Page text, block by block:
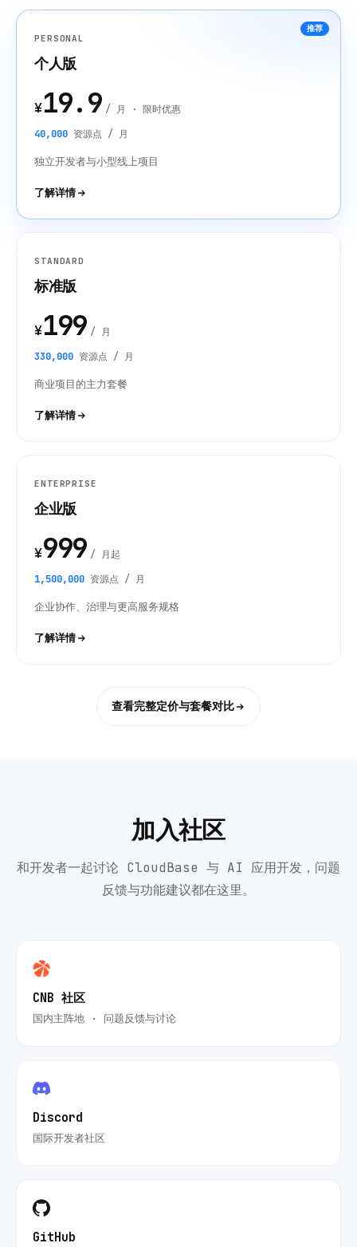
推荐
PERSONAL
个人版
¥19.9 / 月 · 限时优惠
40,000 资源点 / 月
独立开发者与小型线上项目
了解详情
STANDARD
标准版
¥199 / 月
330,000 资源点 / 月
商业项目的主力套餐
了解详情
ENTERPRISE
企业版
¥999 / 月起
1,500,000 资源点 / 月
企业协作、治理与更高服务规格
了解详情
查看完整定价与套餐对比
加入社区
和开发者一起讨论 CloudBase 与 AI 应用开发，问题
反馈与功能建议都在这里。
CNB 社区
国内主阵地 · 问题反馈与讨论
Discord
国际开发者社区
GitHub